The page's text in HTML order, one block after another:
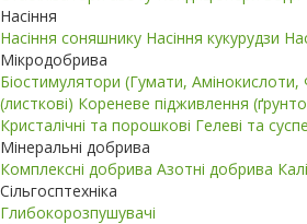
Насіння
Насіння соняшнику Насіння кукурудзи
Мікродобрива
Біостимулятори (Гумати,
(листкові) Кореневе підживлення
Кристалічні та порошкові Гелеві та
Мінеральні добрива
Комплексні добрива Азотні добрива
Сільгосптехніка
Глибокорозпушувачі